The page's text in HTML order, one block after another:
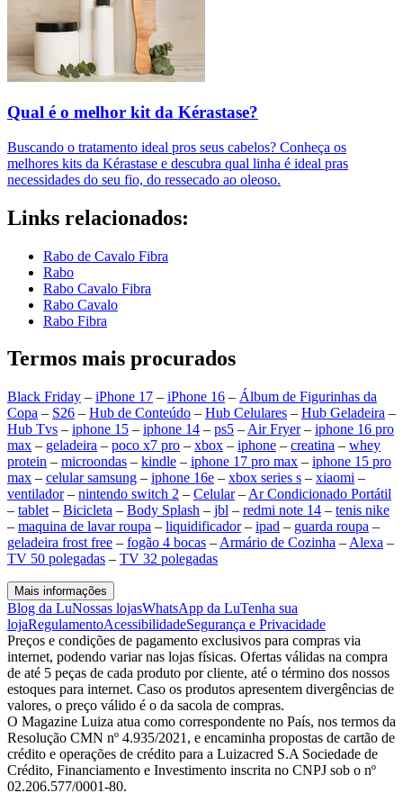
Qual é o melhor kit da Kérastase?
Buscando o tratamento ideal pros seus cabelos? Conheça os
melhores kits da Kérastase e descubra qual linha é ideal pras
necessidades do seu fio, do ressecado ao oleoso.
Links relacionados:
Rabo de Cavalo Fibra
Rabo
Rabo Cavalo Fibra
Rabo Cavalo
Rabo Fibra
Termos mais procurados
Black Friday – iPhone 17 – iPhone 16 – Álbum de Figurinhas da
Copa – S26 – Hub de Conteúdo – Hub Celulares – Hub Geladeira –
Hub Tvs – iphone 15 – iphone 14 – ps5 – Air Fryer– iphone 16 pro
max – geladeira – poco x7 pro – xbox – iphone – creatina – whey
protein – microondas – kindle – iphone 17 pro max – iphone 15 pro
max – celular samsung – iphone 16e – xbox series s – xiaomi –
ventilador– nintendo switch 2 – Celular– Ar Condicionado Portátil
– tablet – Bicicleta – Body Splash – jbl – redmi note 14 – tenis nike
– maquina de lavar roupa – liquidificador– ipad – guarda roupa –
geladeira frost free – fogão 4 bocas – Armário de Cozinha – Alexa –
TV 50 polegadas – TV 32 polegadas
Mais informações
Blog da LuNossas lojasWhatsApp da LuTenha sua
lojaRegulamentoAcessibilidadeSegurança e Privacidade
Preços e condições de pagamento exclusivos para compras via
internet, podendo variar nas lojas físicas. Ofertas válidas na compra
de até 5 peças de cada produto por cliente, até o término dos nossos
estoques para internet. Caso os produtos apresentem divergências de
valores, o preço válido é o da sacola de compras.
O Magazine Luiza atua como correspondente no País, nos termos da
Resolução CMN nº 4.935/2021, e encaminha propostas de cartão de
crédito e operações de crédito para a Luizacred S.A Sociedade de
Crédito, Financiamento e Investimento inscrita no CNPJ sob o nº
02.206.577/0001-80.